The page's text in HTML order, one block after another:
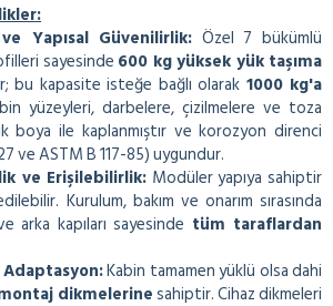
Yapısal Güvenilirlik: Özel 7 bükümlü
sayesinde600 kg yüksek yük taşıma
bu kapasite isteğe bağlı olarak 1000 kg'a
yüzeyleri, darbelere, çizilmelere ve toza
boya ile kaplanmıştır ve korozyon direnci
ve ASTM B 117-85) uygundur.
ve Erişilebilirlik: Modüler yapıya sahiptir
Kurulum, bakım ve onarım sırasında
arka kapıları sayesinde tüm taraflardan
Kabin tamamen yüklü olsa dahi
dikmelerinesahiptir. Cihaz dikmeleri